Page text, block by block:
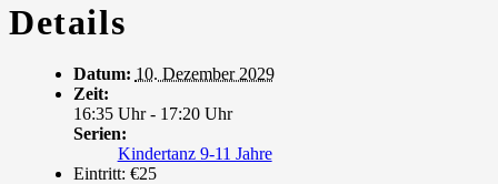
Details
Datum: 10. Dezember 2029
Zeit:
16:35 Uhr - 17:20 Uhr
Serien:
Kindertanz 9-11 Jahre
Eintritt: €25